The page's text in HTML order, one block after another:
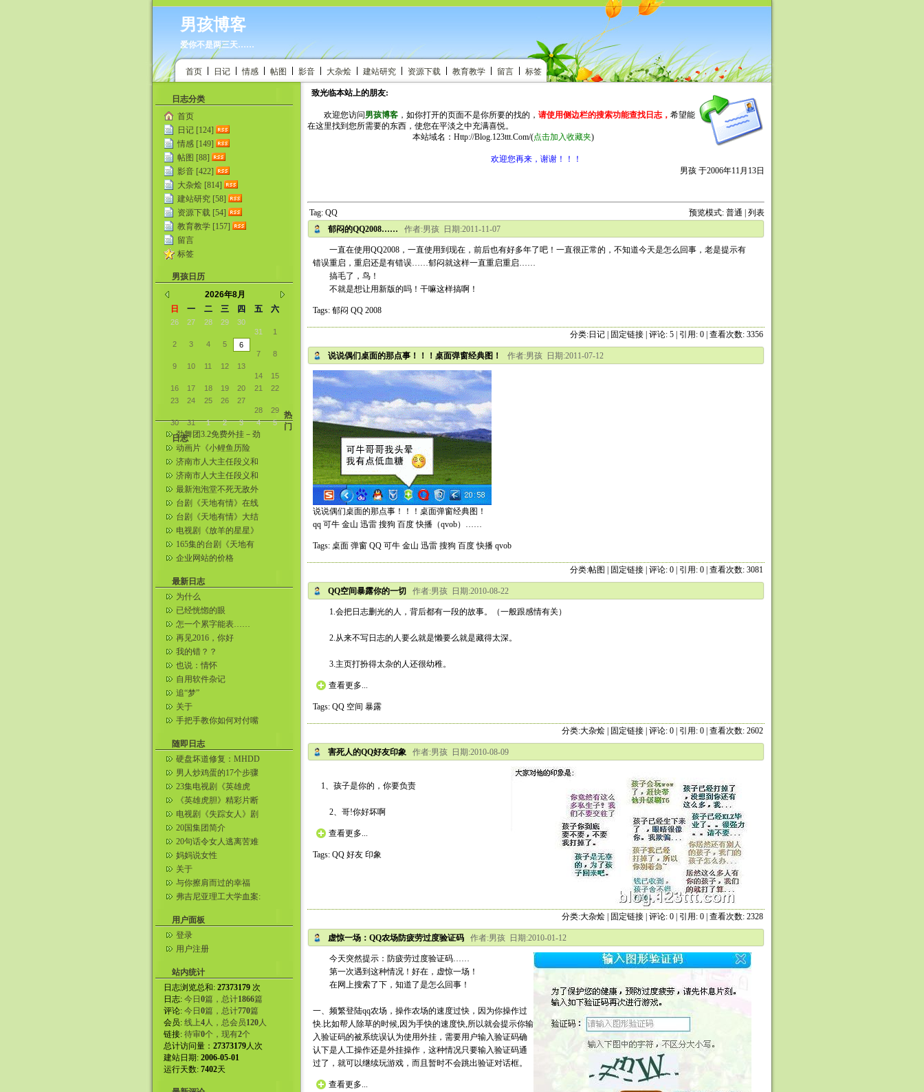
男孩博客
爱你不是两三天……
首页 日记 情感 帖图 影音 大杂烩 建站研究 资源下载 教育教学 留言 标签
致光临本站上的朋友:
欢迎您访问男孩博客 ，如你打开的页面不是你所要的找的， 请使用侧边栏的搜索功能查找日志， 希望能
在这里找到您所需要的东西，使您在平淡之中充满喜悦。
本站域名：Http://Blog.123ttt.Com/(点击加入收藏夹)
欢迎您再来，谢谢！！！
男孩 于2006年11月13日
Tag: QQ 预览模式: 普通
列表
郁闷的QQ2008……
作者:男孩 日期:2011-11-07
一直在使用QQ2008，一直使用到现在，前后也有好多年了吧！一直很正常的，不知道今天是怎么回事，老是提示有
错误重启，重启还是有错误……郁闷就这样一直重启重启……
搞毛了，鸟！
不就是想让用新版的吗！干嘛这样搞啊！
Tags: 郁闷 QQ 2008
分类:日记 固定链接 评论: 5 | 引用: 0 | 查看次数: 3356
说说偶们桌面的那点事！！！桌面弹窗经典图！ 作者:男孩 日期:2011-07-12
说说偶们桌面的那点事！！！桌面弹窗经典图！
qq 可牛 金山 迅雷 搜狗 百度 快播（qvob）……
Tags: 桌面 弹窗 QQ 可牛 金山 迅雷 搜狗 百度 快播 qvob
分类:帖图 固定链接 评论: 0 | 引用: 0 | 查看次数: 3081
QQ空间暴露你的一切 作者:男孩 日期:2010-08-22
1.会把日志删光的人，背后都有一段的故事。（一般跟感情有关）
2.从来不写日志的人要么就是懒要么就是藏得太深。
3.主页打扮得太杂的人还很幼稚。
查看更多...
Tags: QQ 空间 暴露
分类:大杂烩 固定链接 评论: 0 | 引用: 0 | 查看次数: 2602
害死人的QQ好友印象 作者:男孩 日期:2010-08-09
1、孩子是你的，你要负责
2、哥!你好坏啊
查看更多...
Tags: QQ 好友 印象
分类:大杂烩 固定链接 评论: 0 | 引用: 0 | 查看次数: 2328
虚惊一场：QQ农场防疲劳过度验证码 作者:男孩 日期:2010-01-12
今天突然提示：防疲劳过度验证码……
第一次遇到这种情况！好在，虚惊一场！
在网上搜索了下，知道了是怎么回事！
一、频繁登陆qq农场，操作农场的速度过快，因为你操作过
快.比如帮人除草的时候,因为手快的速度快,所以就会提示你输
入验证码的被系统误认为使用外挂，需要用户输入验证码确
认下是人工操作还是外挂操作，这种情况只要输入验证码通
过了，就可以继续玩游戏，而且暂时不会跳出验证对话框。
查看更多...
日志分类
首页
日记 [124]
情感 [149]
帖图 [88]
影音 [422]
大杂烩 [814]
建站研究 [58]
资源下载 [54]
教育教学 [157]
留言
标签
男孩日历
2026年8月
日
一 二 三 四 五 六
26 27 28 29
30
31
1
2
3 4 5
6
7
8
9
10 11 12
13
14
15
16
17 18 19 20 21
22
23
24 25 26
27
28
29
30
31 1 2 3 4 5
热
门
日志
劲舞团3.2免费外挂－劲
舞王者教程＋下载
动画片《小鲤鱼历险
记》全集在线观看( 1—
52全集...
济南市人大主任段义和
炸死情妇刘玲生前照片
济南市人大主任段义和
炸死情妇刘玲 济南爆炸
案女现场...
最新泡泡堂不死无敌外
挂
台剧《天地有情》在线
看!!连载中——男孩搜集
整理
台剧《天地有情》大结
局～从台湾网上找到滴
电视剧《放羊的星星》
第20集在线观看
165集的台剧《天地有
情》相关照片（更新五
企业网站的价格
最新日志
为什么
已经恍惚的眼
怎一个累字能表……
再见2016，你好
2017……
我的错？？
也说：情怀
自用软件杂记
追“梦”
关于
手把手教你如何对付嘴
噎到无语 ...
随即日志
硬盘坏道修复：MHDD
男人炒鸡蛋的17个步骤
23集电视剧《英雄虎
胆》分集剧情介绍(1-10)
《英雄虎胆》精彩片断
在线观看
电视剧《失踪女人》剧
情简介
20国集团简介
20句话令女人逃离苦难
婚姻
妈妈说女性
关于
与你擦肩而过的幸福
弗吉尼亚理工大学血案:
是韩国人...
用户面板
登录
用户注册
站内统计
日志浏览总和: 27373179 次
日志: 今日 0篇，总计1866篇
评论: 今日 0篇，总计770篇
会员: 线上4人，总会员120人
链接: 待审0个，现有2个
总计访问量： 27373179人次
建站日期: 2006-05-01
运行天数: 7402天